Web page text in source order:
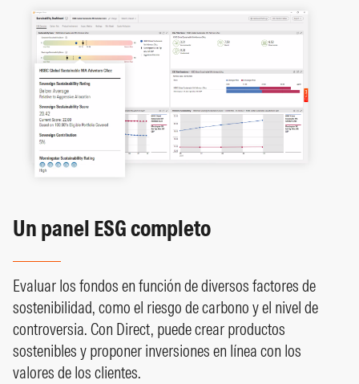
Un panel ESG completo
Evaluar los fondos en función de diversos factores de
sostenibilidad, como el riesgo de carbono y el nivel de
controversia. Con Direct, puede crear productos
sostenibles y proponer inversiones en línea con los
valores de los clientes.